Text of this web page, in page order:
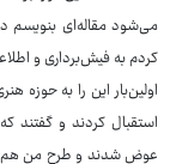
می‌شود مقاله‌ای بنویسم
کردم به فیش‌برداری و
اولین‌بار این را به حوزه
استقبال کردند و
عوض شدند و طرح من هم